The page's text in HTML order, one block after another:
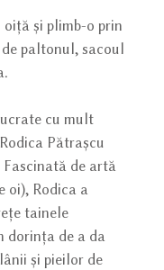
și plimb-o prin
paltonul, sacoul
cu mult
Pătrașcu
de artă
oi), Rodica a
tainele
dorința de a da
și pieilor de